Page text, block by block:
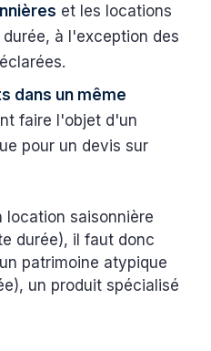
et les locations
à l'exception des
dans un même
faire l'objet d'un
pour un devis sur
location saisonnière
durée), il faut donc
patrimoine atypique
un produit spécialisé